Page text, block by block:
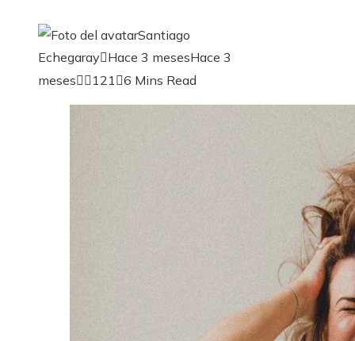
Santiago
Echegaray Hace 3 mesesHace 3
meses
121 6 Mins Read